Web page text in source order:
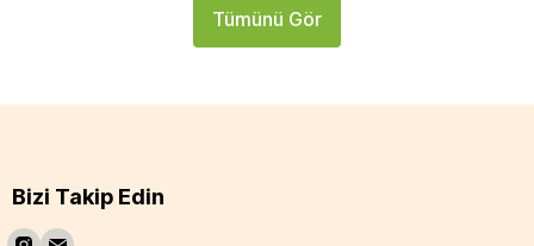
Tümünü Gör
Bizi Takip Edin